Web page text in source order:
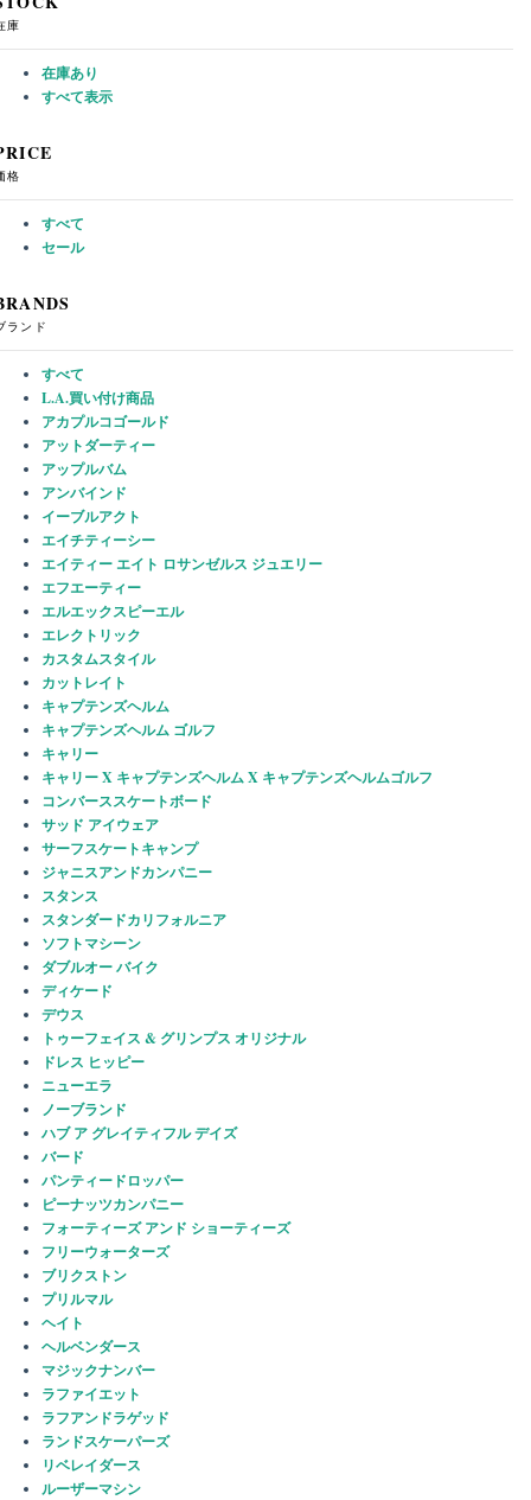
庫
在庫あり
すべて表示
格
すべて
セール
ランド
すべて
L.A.買い付け商品
アカプルコゴールド
アットダーティー
アップルバム
アンバインド
イーブルアクト
エイチティーシー
エイティー エイト ロサンゼルス ジュエリー
エフエーティー
エルエックスピーエル
エレクトリック
カスタムスタイル
カットレイト
キャプテンズヘルム
キャプテンズヘルム ゴルフ
キャリー
キャリー X キャプテンズヘルム X キャプテンズヘルムゴルフ
コンバーススケートボード
サッド アイウェア
サーフスケートキャンプ
ジャニスアンドカンパニー
スタンス
スタンダードカリフォルニア
ソフトマシーン
ダブルオー バイク
ディケード
デウス
トゥーフェイス & グリンプス オリジナル
ドレス ヒッピー
ニューエラ
ノーブランド
ハブ ア グレイティフル デイズ
バード
パンティードロッパー
ピーナッツカンパニー
フォーティーズ アンド ショーティーズ
フリーウォーターズ
ブリクストン
プリルマル
ヘイト
ヘルベンダース
マジックナンバー
ラファイエット
ラフアンドラゲッド
ランドスケーパーズ
リベレイダース
ルーザーマシン